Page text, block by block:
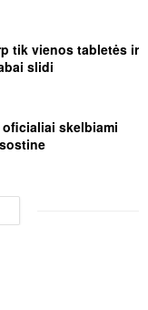
tik vienos tabletės ir
slidi
skelbiami